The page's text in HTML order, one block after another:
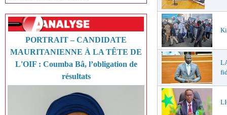
PORTRAIT – CANDIDATE
MAURITANIENNE À LA TÊTE DE
L'OIF : Coumba Bâ, l’obligation de
résultats